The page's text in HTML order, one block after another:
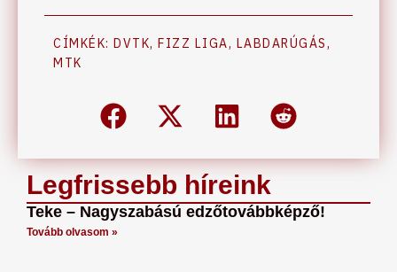
Legfrissebb híreink
Teke – Nagyszabású edzőtovábbképző!
Tovább olvasom »
CÍMKÉK: DVTK, FIZZ LIGA, LABDARÚGÁS,
MTK